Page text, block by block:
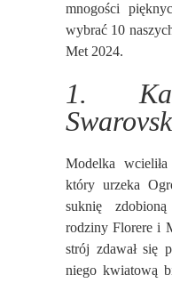
mnogości
wybrać 10
Met 2024.
1.
Modelka
który urzeka
suknię
rodziny Florere i
strój zdawał się
niego kwiatową